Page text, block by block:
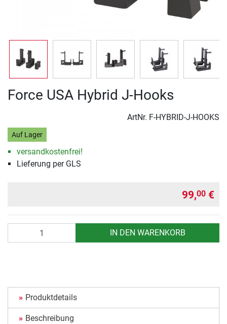
Force USA Hybrid J-Hooks
ArtNr. F-HYBRID-J-HOOKS
Auf Lager
versandkostenfrei!
Lieferung per GLS
99,00 €
IN DEN WARENKORB
Produktdetails
Beschreibung